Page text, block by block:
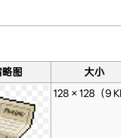
图 大小
128 × 128（9